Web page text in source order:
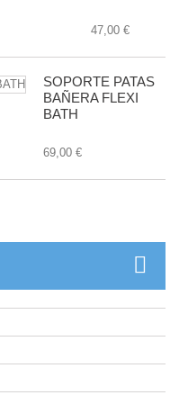
47,00 €
SOPORTE PATAS
BAÑERA FLEXI
BATH
69,00 €